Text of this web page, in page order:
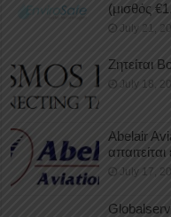
(μισθός
July 21,
Ζητείται
July 18,
Abelair
July 17,